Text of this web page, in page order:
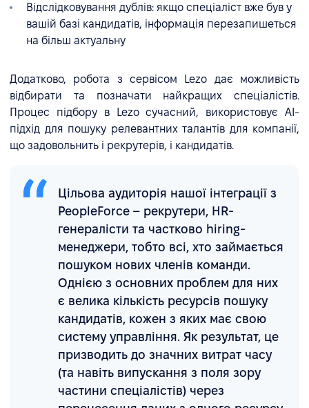
Відслідковування дублів: якщо спеціаліст вже був у
вашій базі кандидатів, інформація перезапишеться
на більш актуальну
Додатково, робота з сервісом Lezo дає можливість
відбирати та позначати найкращих спеціалістів.
Процес підбору в Lezo сучасний, використовує AI-
підхід для пошуку релевантних талантів для компанії,
що задовольнить і рекрутерів, і кандидатів.
Цільова аудиторія нашої інтеграції з
PeopleForce – рекрутери, HR-
генералісти та частково hiring-
менеджери, тобто всі, хто займається
пошуком нових членів команди.
Однією з основних проблем для них
є велика кількість ресурсів пошуку
кандидатів, кожен з яких має свою
систему управління. Як результат, це
призводить до значних витрат часу
(та навіть випускання з поля зору
частини спеціалістів) через